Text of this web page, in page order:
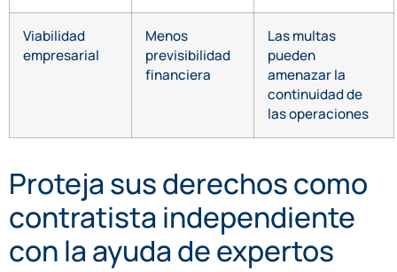
Viabilidad
empresarial
Menos
previsibilidad
financiera
Las multas
pueden
amenazar la
continuidad de
las operaciones
Proteja sus derechos como
contratista independiente
con la ayuda de expertos